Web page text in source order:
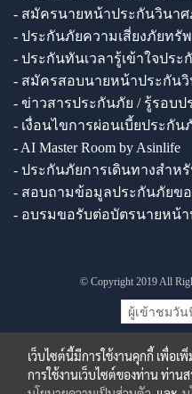
- สมัครนายหน้าประกันวินาศ
- ประกันภัยความเสี่ยงภัยทรั
- ประกันทันเวลารู้เข้าใจประ
- สมัครสอบนายหน้าประกัน
- ข่าวสารประกันภัย / รู้รอบป
- เงื่อนไขการผ่อนเบี้ยประกัน
- AI Master Room by Asinlife
- ประกันภัยการเดินทางสำห
- สอบถามข้อมูลประกันภัยขอ
- อบรมขอรับต่อบัตรนายหน้
© Copyright 2019 All
ผู้เข้าชมวัน
เว็บไซต์นี้มีการใช้งานคุกกี้ เพื่อ
การใช้งานเว็บไซต์ของท่าน ท่าน